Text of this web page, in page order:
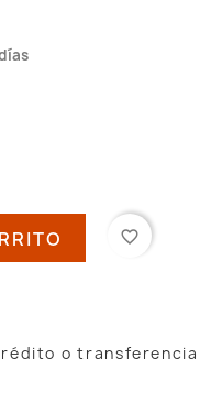
favorite_border
o transferencia